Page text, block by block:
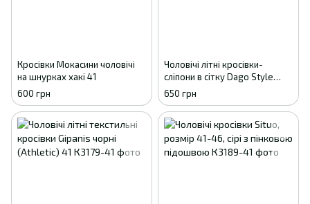
Кросівки Мокасини чоловічі
на шнурках хакі 41
600 грн
Чоловічі літні кросівки-
сліпони в сітку Dago Style
графіт (р. 41-45) 41
650 грн